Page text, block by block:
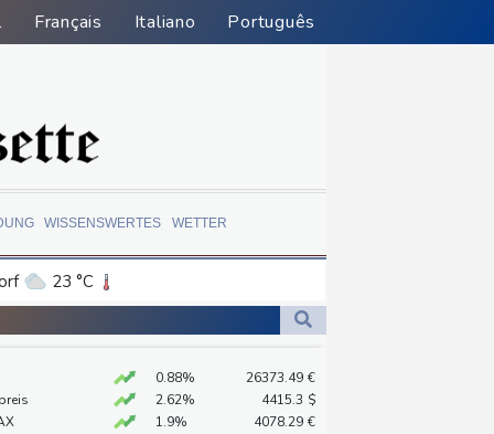
Français Italiano Português
WISSENSWERTES WETTER
23 °C
Verteidigungsabkommen
0.88% 26373.49 €
2.62% 4415.3 $
1.9% 4078.29 €